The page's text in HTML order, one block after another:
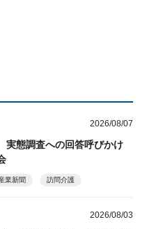
2026/08/07
実態調査への回答呼びかけ
業新聞 訪問介護
2026/08/03